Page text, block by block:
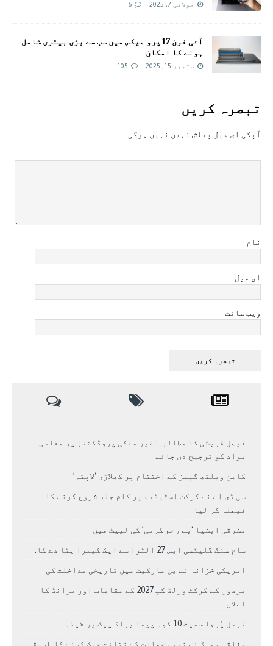
جولائی 7, 2025 6
آئی فون 17 پرو میکس میں سب سے بڑی بیٹری شامل
ہونے کا امکان
ستمبر 15, 2025 105
تبصرہ کريں
آپکی ای ميل پبلش نہيں نہيں ہوگی.
نام
ای میل
ویب سائٹ
فیصل قریشی کا مطالبہ: غیر ملکی پروڈکشنز پر مقامی
مواد کو ترجیح دی جائے
کامن ویلتھ گیمز کے اختتام پر کھلاڑی ‘لاپتہ’
سی ڈی اے نے کرکٹ اسٹیڈیم پر کام جلد شروع کرنے کا
فیصلہ کر لیا
مشرقی ایشیا ‘بے رحم گرمی’ کی لپیٹ میں
سام سنگ گلیکسی ایس 27 الٹرا سے ایک کیمرا ہٹا دے گا.
امریکی خزانہ نے ین مارکیٹ میں تاریخی مداخلت کی
مردوں کے کرکٹ ورلڈ کپ 2027 کے مقامات اور برانڈ کا
اعلان
نرمل پُرجا سمیت 10 کوہ پیما براڈ پیک پر لاپتہ
وفاقی بورڈ نے نویں جماعت کے نتائج چیک کرنے کا طریقہ